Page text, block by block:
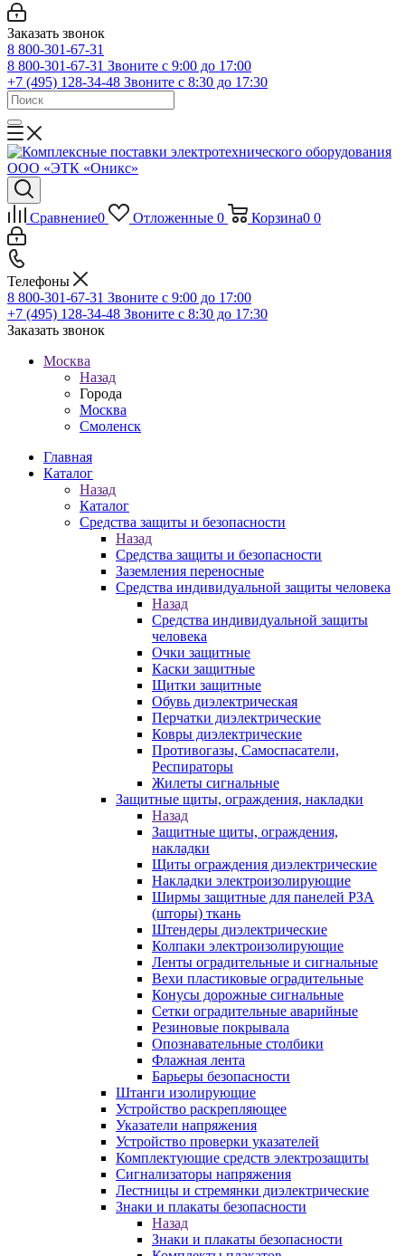
Заказать звонок
8 800-301-67-31
8 800-301-67-31 Звоните с 9:00 до 17:00
+7 (495) 128-34-48 Звоните с 8:30 до 17:30
Сравнение0 Отложенные 0 Корзина0 0
Телефоны
8 800-301-67-31 Звоните с 9:00 до 17:00
+7 (495) 128-34-48 Звоните с 8:30 до 17:30
Заказать звонок
Москва
Назад
Города
Москва
Смоленск
Главная
Каталог
Назад
Каталог
Средства защиты и безопасности
Назад
Средства защиты и безопасности
Заземления переносные
Средства индивидуальной защиты человека
Назад
Средства индивидуальной защиты
человека
Очки защитные
Каски защитные
Щитки защитные
Обувь диэлектрическая
Перчатки диэлектрические
Ковры диэлектрические
Противогазы, Самоспасатели,
Респираторы
Жилеты сигнальные
Защитные щиты, ограждения, накладки
Назад
Защитные щиты, ограждения,
накладки
Щиты ограждения диэлектрические
Накладки электроизолирующие
Ширмы защитные для панелей РЗА
(шторы) ткань
Штендеры диэлектрические
Колпаки электроизолирующие
Ленты оградительные и сигнальные
Вехи пластиковые оградительные
Конусы дорожные сигнальные
Сетки оградительные аварийные
Резиновые покрывала
Опознавательные столбики
Флажная лента
Барьеры безопасности
Штанги изолирующие
Устройство раскрепляющее
Указатели напряжения
Устройство проверки указателей
Комплектующие средств электрозащиты
Сигнализаторы напряжения
Лестницы и стремянки диэлектрические
Знаки и плакаты безопасности
Назад
Знаки и плакаты безопасности